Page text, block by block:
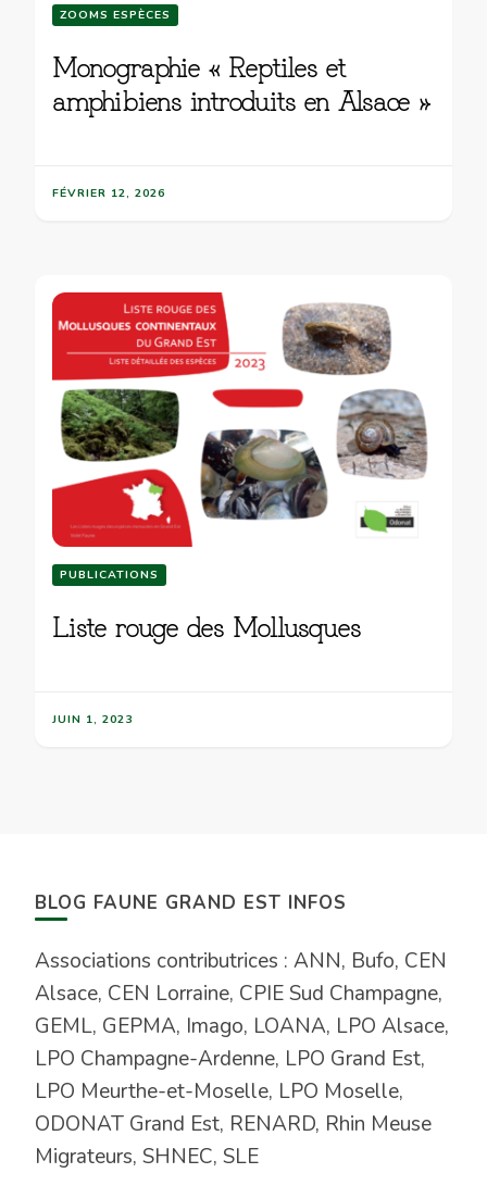
ZOOMS ESPÈCES
Monographie « Reptiles et
amphibiens introduits en Alsace »
FÉVRIER 12, 2026
PUBLICATIONS
Liste rouge des Mollusques
JUIN 1, 2023
BLOG FAUNE GRAND EST INFOS
Associations contributrices : ANN, Bufo, CEN
Alsace, CEN Lorraine, CPIE Sud Champagne,
GEML, GEPMA, Imago, LOANA, LPO Alsace,
LPO Champagne-Ardenne, LPO Grand Est,
LPO Meurthe-et-Moselle, LPO Moselle,
ODONAT Grand Est, RENARD, Rhin Meuse
Migrateurs, SHNEC, SLE